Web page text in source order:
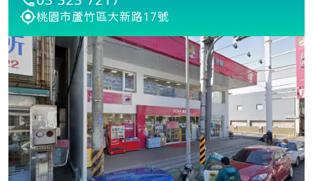
桃園市蘆竹區大新路17號